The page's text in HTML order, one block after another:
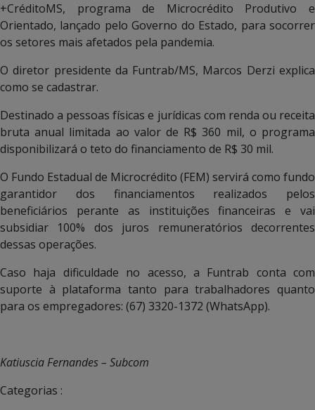
+CréditoMS, programa de Microcrédito Produtivo e
Orientado, lançado pelo Governo do Estado, para socorrer
os setores mais afetados pela pandemia.
O diretor presidente da Funtrab/MS, Marcos Derzi explica
como se cadastrar.
Destinado a pessoas físicas e jurídicas com renda ou receita
bruta anual limitada ao valor de R$ 360 mil, o programa
disponibilizará o teto do financiamento de R$ 30 mil.
O Fundo Estadual de Microcrédito (FEM) servirá como fundo
garantidor dos financiamentos realizados pelos
beneficiários perante as instituições financeiras e vai
subsidiar 100% dos juros remuneratórios decorrentes
dessas operações.
Caso haja dificuldade no acesso, a Funtrab conta com
suporte à plataforma tanto para trabalhadores quanto
para os empregadores: (67) 3320-1372 (WhatsApp).
Katiuscia Fernandes – Subcom
Categorias :